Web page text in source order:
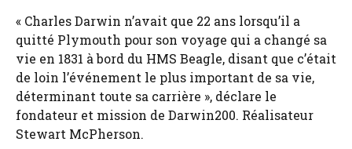
« Charles Darwin n’avait que 22 ans lorsqu’il a
quitté Plymouth pour son voyage qui a changé sa
vie en 1831 à bord du HMS Beagle, disant que c’était
de loin l’événement le plus important de sa vie,
déterminant toute sa carrière », déclare le
fondateur et mission de Darwin200. Réalisateur
Stewart McPherson.